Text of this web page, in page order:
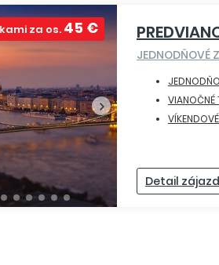
JEDNODŇOVÉ
za os. 45 €
VIANOČNÉ
Detail